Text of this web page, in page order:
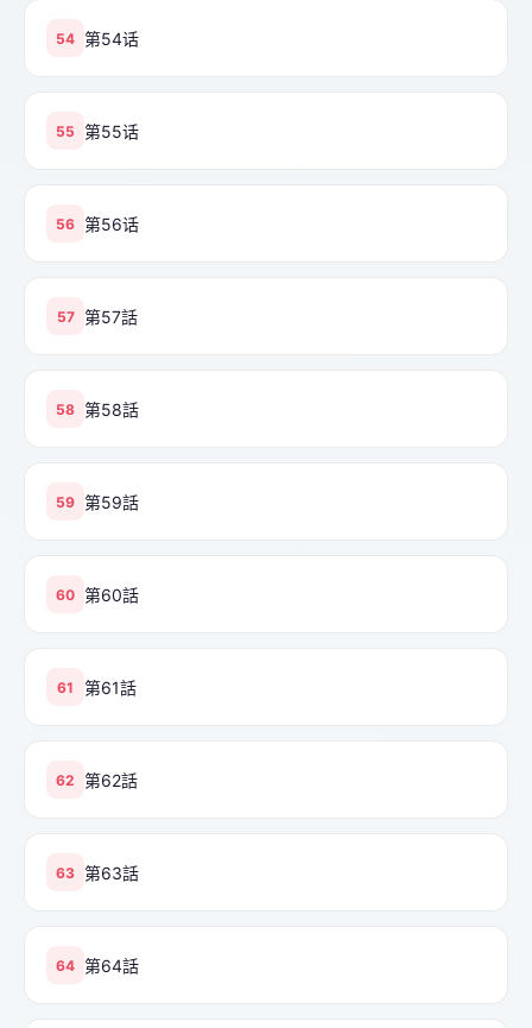
54 第54话
55 第55话
56 第56话
57 第57話
58 第58話
59 第59話
60 第60話
61 第61話
62 第62話
63 第63話
64 第64話